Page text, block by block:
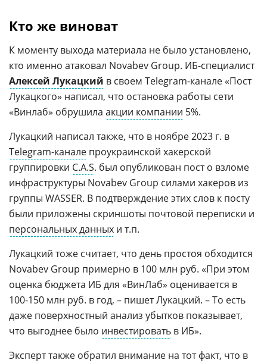
Кто же виноват
К моменту выхода материала не было установлено,
кто именно атаковал Novabev Group. ИБ-специалист
Алексей Лукацкий в своем Telegram-канале «Пост
Лукацкого» написал, что остановка работы сети
«Винлаб» обрушила акции компании 5%.
Лукацкий написал также, что в ноябре 2023 г. в
Telegram-канале проукраинской хакерской
группировки C.A.S. был опубликован пост о взломе
инфраструктуры Novabev Group силами хакеров из
группы WASSER. В подтверждение этих слов к посту
были приложены скриншоты почтовой переписки и
персональных данных и т.п.
Лукацкий тоже считает, что день простоя обходится
Novabev Group примерно в 100 млн руб. «При этом
оценка бюджета ИБ для «ВинЛаб» оценивается в
100-150 млн руб. в год, – пишет Лукацкий. – То есть
даже поверхностный анализ убытков показывает,
что выгоднее было инвестировать в ИБ».
Эксперт также обратил внимание на тот факт, что в